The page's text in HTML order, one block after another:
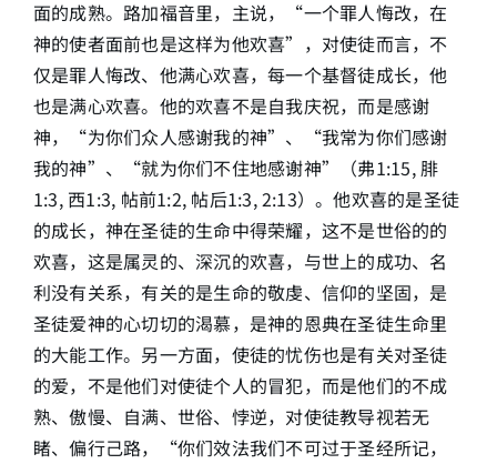
面的成熟。路加福音里，主说，“一个罪人悔改，在
神的使者面前也是这样为他欢喜”，对使徒而言，不
仅是罪人悔改、他满心欢喜，每一个基督徒成长，他
也是满心欢喜。他的欢喜不是自我庆祝，而是感谢
神，“为你们众人感谢我的神”、“我常为你们感谢
我的神”、“就为你们不住地感谢神”（弗1:15, 腓
1:3, 西1:3, 帖前1:2, 帖后1:3, 2:13）。他欢喜的是圣徒
的成长，神在圣徒的生命中得荣耀，这不是世俗的的
欢喜，这是属灵的、深沉的欢喜，与世上的成功、名
利没有关系，有关的是生命的敬虔、信仰的坚固，是
圣徒爱神的心切切的渴慕，是神的恩典在圣徒生命里
的大能工作。另一方面，使徒的忧伤也是有关对圣徒
的爱，不是他们对使徒个人的冒犯，而是他们的不成
熟、傲慢、自满、世俗、悖逆，对使徒教导视若无
睹、偏行己路，“你们效法我们不可过于圣经所记，